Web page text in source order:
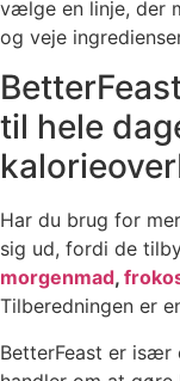
vælge en linje, der
og veje
til hele
Har du brug for
sig ud, fordi de
morgenmad,
Tilberedningen er
BetterFeast er